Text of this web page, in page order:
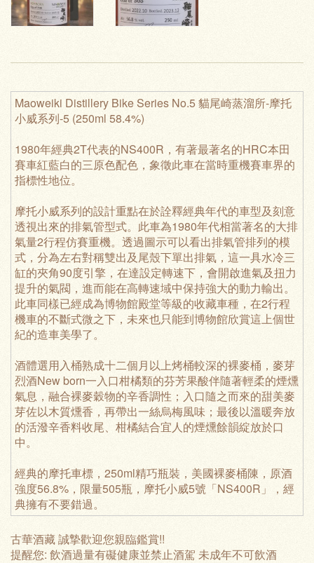
Maoweiki Distillery Bike Series No.5 貓尾崎蒸溜所-摩托
小威系列-5 (250ml 58.4%)
1980年經典2T代表的NS400R，有著最著名的HRC本田
賽車紅藍白的三原色配色，象徵此車在當時重機賽車界的
指標性地位。
摩托小威系列的設計重點在於詮釋經典年代的車型及刻意
透視出來的排氣管型式。此車為1980年代相當著名的大排
氣量2行程仿賽重機。透過圖示可以看出排氣管排列的模
式，分為左右對稱雙出及尾殼下單出排氣，這一具水冷三
缸的夾角90度引擎，在達設定轉速下，會開啟進氣及扭力
提升的氣閥，進而能在高轉速域中保持強大的動力輸出。
此車同樣已經成為博物館殿堂等級的收藏車種，在2行程
機車的不斷式微之下，未來也只能到博物館欣賞這上個世
紀的造車美學了。
酒體選用入桶熟成十二個月以上烤桶較深的裸麥桶，麥芽
烈酒New born一入口柑橘類的芬芳果酸伴隨著輕柔的煙燻
氣息，融合裸麥穀物的辛香調性；入口隨之而來的甜美麥
芽佐以木質燻香，再帶出一絲烏梅風味；最後以溫暖奔放
的活潑辛香料收尾、柑橘結合宜人的煙燻餘韻綻放於口
中。
經典的摩托車標，250ml精巧瓶裝，美國裸麥桶陳，原酒
強度56.8%，限量505瓶，摩托小威5號「NS400R」，經
典擁有不要錯過。
古華酒藏 誠摯歡迎您親臨鑑賞!!
提醒您: 飲酒過量有礙健康並禁止酒駕 未成年不可飲酒